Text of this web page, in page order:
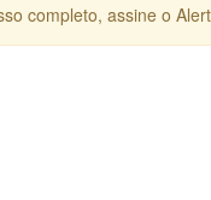
completo, assine o